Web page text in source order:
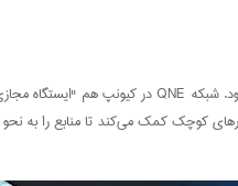
کوچک کمک می‌کند تا منابع را به